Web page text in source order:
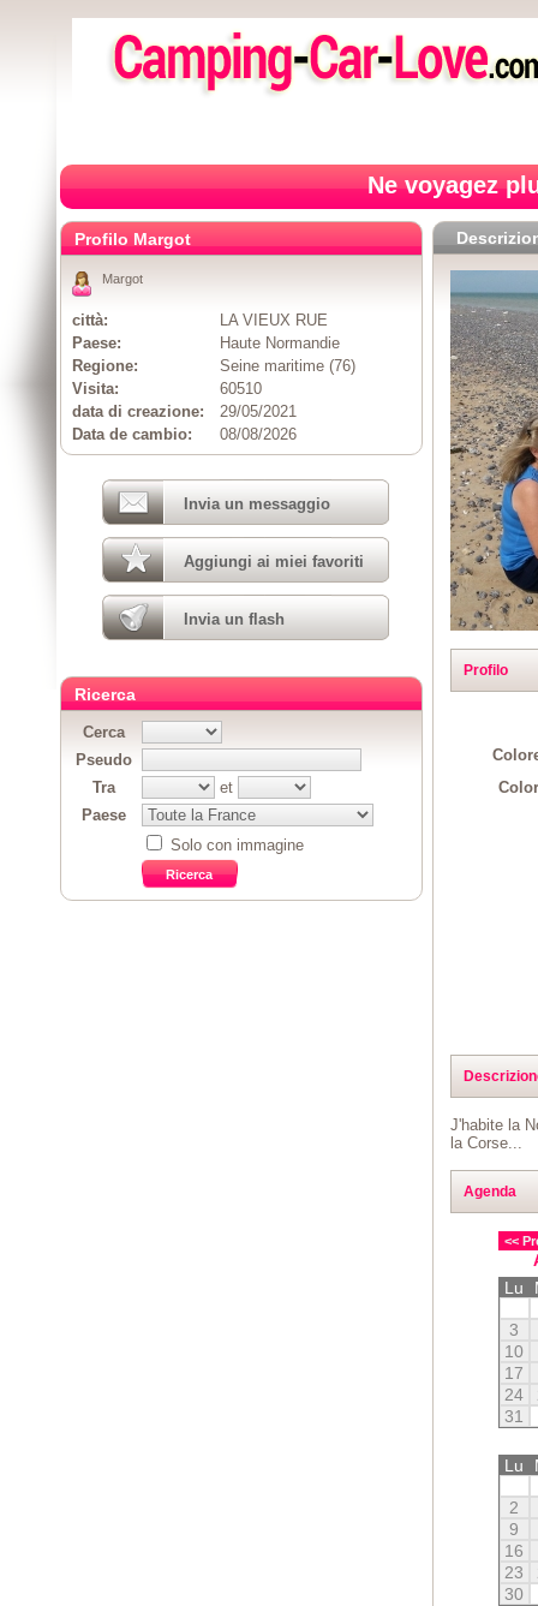
Ne voyagez
Profilo
J'habite la
la Corse...
Agenda
<<
Lu
3
10
17
24
31
Lu
2
9
16
23
30
Profilo Margot
Margot
città:
LA VIEUX RUE
Paese:
Haute Normandie
Regione:
Seine maritime (76)
Visita:
60510
data di creazione:
29/05/2021
Data de cambio:
08/08/2026
Invia un messaggio
Aggiungi ai miei favoriti
Invia un flash
Ricerca
Cerca
Pseudo
Tra
et
Paese
Solo con immagine